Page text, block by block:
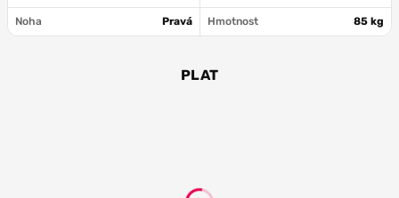
Noha Pravá Hmotnost 85 kg
PLAT